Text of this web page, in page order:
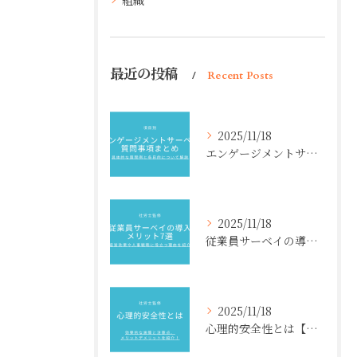
最近の投稿 Recent Posts
2025/11/18
エンゲージメントサーベイ質問事項まとめ【項目別】具体的な質問例と各目的について解説
2025/11/18
従業員サーベイの導入メリット7選【社労士監修】経営効果や人事戦略に役立つ理由を紹介
2025/11/18
心理的安全性とは【社労士監修】効果的な施策と注意点、メリットデメリットを紹介！